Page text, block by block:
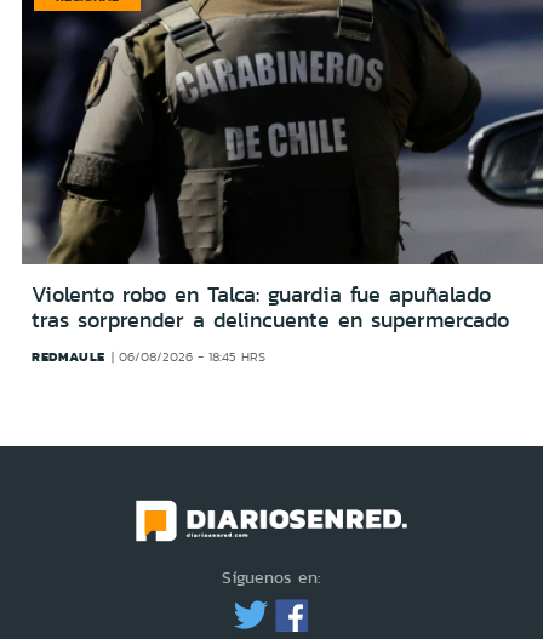
Violento robo en Talca: guardia fue apuñalado
tras sorprender a delincuente en supermercado
REDMAULE 06/08/2026 - 18:45 HRS
Síguenos en: